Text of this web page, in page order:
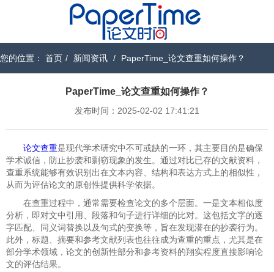
您的位置： 首页 / 新闻资讯 / PaperTime_论文查重如何操作？
PaperTime_论文查重如何操作？
发布时间：2025-02-02 17:41:21
论文查重是现代学术研究中不可或缺的一环，其主要目的是确保
学术诚信，防止抄袭和剽窃现象的发生。通过对比已存的文献资料，
查重系统能够有效识别出在文本内容、结构和表达方式上的相似性，
从而为评估论文的原创性提供科学依据。
在查重过程中，通常需要检查论文的多个层面。一是文本相似度
分析，即对文中引用、段落和句子进行详细的比对。这包括文字的逐
字匹配、同义词替换以及句式的变换等，旨在发现潜在的抄袭行为。
此外，标题、摘要和参考文献列表也往往成为查重的重点，尤其是在
部分学术领域，论文的创新性部分和参考资料的翔实程度直接影响论
文的评估结果。